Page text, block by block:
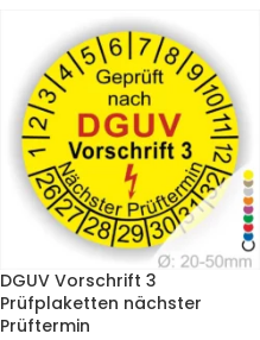
DGUV Vorschrift 3
Prüfplaketten nächster
Prüftermin